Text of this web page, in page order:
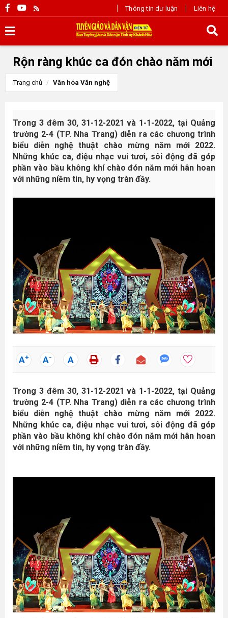
Thông tin dư luận Liên hệ
Rộn ràng khúc ca đón chào năm mới
Trang chủ Văn hóa Văn nghệ
Trong 3 đêm 30, 31-12-2021 và 1-1-2022, tại Quảng
trường 2-4 (TP. Nha Trang) diễn ra các chương trình
biểu diễn nghệ thuật chào mừng năm mới 2022.
Những khúc ca, điệu nhạc vui tươi, sôi động đã góp
phần vào bầu không khí chào đón năm mới hân hoan
với những niềm tin, hy vọng tràn đầy.
A+ A- A
Trong 3 đêm 30, 31-12-2021 và 1-1-2022, tại Quảng
trường 2-4 (TP. Nha Trang) diễn ra các chương trình
biểu diễn nghệ thuật chào mừng năm mới 2022.
Những khúc ca, điệu nhạc vui tươi, sôi động đã góp
phần vào bầu không khí chào đón năm mới hân hoan
với những niềm tin, hy vọng tràn đầy.